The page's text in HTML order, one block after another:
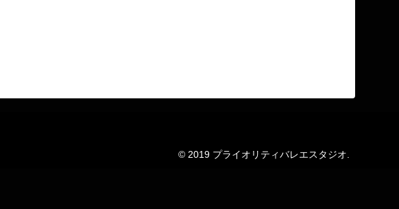
© 2019 プライオリティバレエスタジオ.